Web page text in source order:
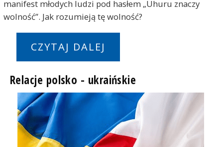
manifest młodych ludzi pod hasłem „Uhuru znaczy
wolność”. Jak rozumieją tę wolność?
CZYTAJ DALEJ
Relacje polsko - ukraińskie